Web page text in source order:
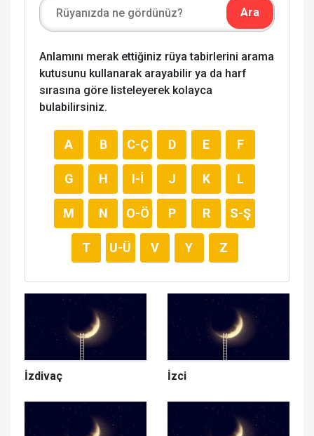
Anlamını merak ettiğiniz rüya tabirlerini arama
kutusunu kullanarak arayabilir ya da harf
sırasına göre listeleyerek kolayca
bulabilirsiniz.
A B C-Ç D E F
G H I-İ J K L
M N O-Ö P R S-Ş
T U-Ü V Y Z
İzdivaç İzci